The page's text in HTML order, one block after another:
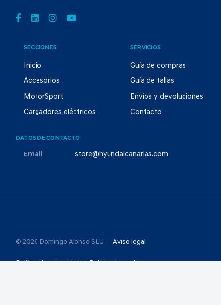
SECCIONES
Inicio
Accesorios
MotorSport
Cargadores eléctricos
SERVICIOS
Guía de compras
Guía de tallas
Envíos y devoluciones
Contacto
DATOS DE CONTACTO
Email store@hyundaicanarias.com
© 2026 Domingo Alonso SLU Aviso legal
Política de privacidad Política de cookies